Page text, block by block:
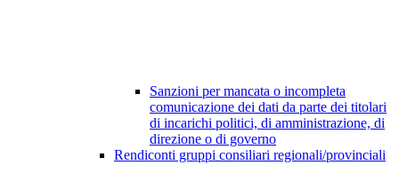
Sanzioni per mancata o incompleta
comunicazione dei dati da parte dei titolari
di incarichi politici, di amministrazione, di
direzione o di governo
Rendiconti gruppi consiliari regionali/provinciali